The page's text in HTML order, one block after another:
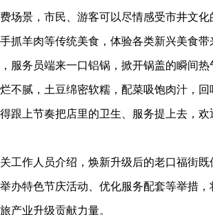
场景，市民、游客可以尽情感受市井文化
羊肉等传统美食，体验各类新兴美食带
服务员端来一口铝锅，掀开锅盖的瞬间
不腻，土豆绵密软糯，配菜吸饱肉汁，
跟上节奏把店里的卫生、服务提上去，
作人员介绍，焕新升级后的老口福街既
办特色节庆活动、优化服务配套等举措
产业升级贡献力量。